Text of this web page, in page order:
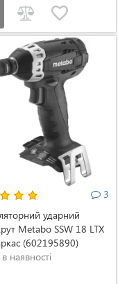
3
ударний
Metabo SSW 18 LTX
(602195890)
наявності